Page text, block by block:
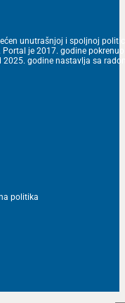
unutrašnjoj i spoljnoj
je 2017. godine
2025. godine nastavlja sa
politika